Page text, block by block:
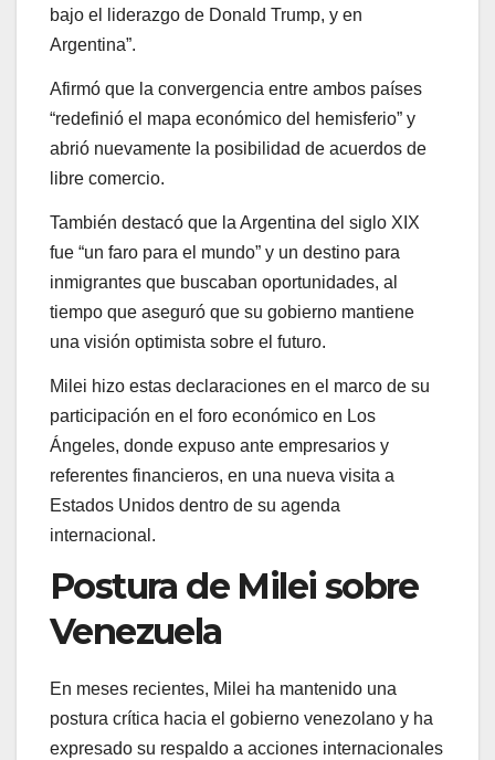
bajo el liderazgo de Donald Trump, y en
Argentina”.
Afirmó que la convergencia entre ambos países
“redefinió el mapa económico del hemisferio” y
abrió nuevamente la posibilidad de acuerdos de
libre comercio.
También destacó que la Argentina del siglo XIX
fue “un faro para el mundo” y un destino para
inmigrantes que buscaban oportunidades, al
tiempo que aseguró que su gobierno mantiene
una visión optimista sobre el futuro.
Milei hizo estas declaraciones en el marco de su
participación en el foro económico en Los
Ángeles, donde expuso ante empresarios y
referentes financieros, en una nueva visita a
Estados Unidos dentro de su agenda
internacional.
Postura de Milei sobre
Venezuela
En meses recientes, Milei ha mantenido una
postura crítica hacia el gobierno venezolano y ha
expresado su respaldo a acciones internacionales